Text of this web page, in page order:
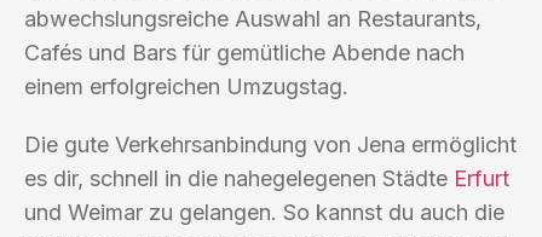
abwechslungsreiche Auswahl an Restaurants,
Cafés und Bars für gemütliche Abende nach
einem erfolgreichen Umzugstag.
Die gute Verkehrsanbindung von Jena ermöglicht
es dir, schnell in die nahegelegenen Städte Erfurt
und Weimar zu gelangen. So kannst du auch die